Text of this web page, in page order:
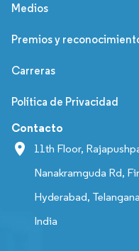
Medios
Premios y
Carreras
Política de Privacidad
Contacto
11th Floor,
Nanakramguda Rd,
Hyderabad,
India